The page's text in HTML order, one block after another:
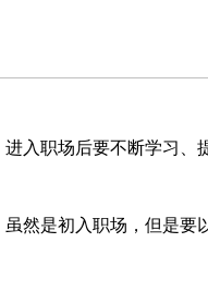
进入职场后要不断学习、
虽然是初入职场，但是要